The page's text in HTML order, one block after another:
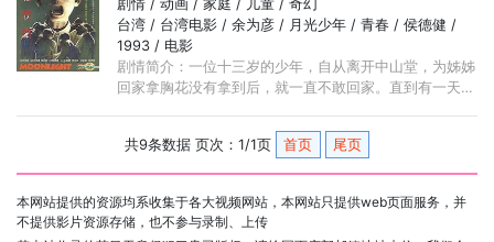
剧情 / 动画 / 家庭 / 儿童 / 奇幻
台湾 / 台湾电影 / 余为彦 / 月光少年 / 青春 / 侯德健 /
1993 / 电影
剧情简介：一位十三岁的少年，自从离开中山堂，为姊姊
回家拿胸花没有拿到后，就一直不敢回家。直到有一天，
就是他姊姊，便一直跟着少女。 ...
共9条数据 页次：1/1页
首页 尾页
本网站提供的资源均系收集于各大视频网站，本网站只提供web页面服务，并
不提供影片资源存储，也不参与录制、上传